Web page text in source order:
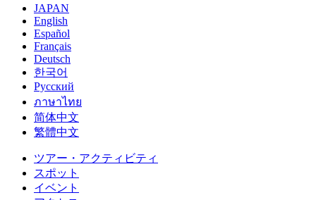
JAPAN
English
Español
Français
Deutsch
한국어
Русский
ภาษาไทย
简体中文
繁體中文
ツアー・アクティビティ
スポット
イベント